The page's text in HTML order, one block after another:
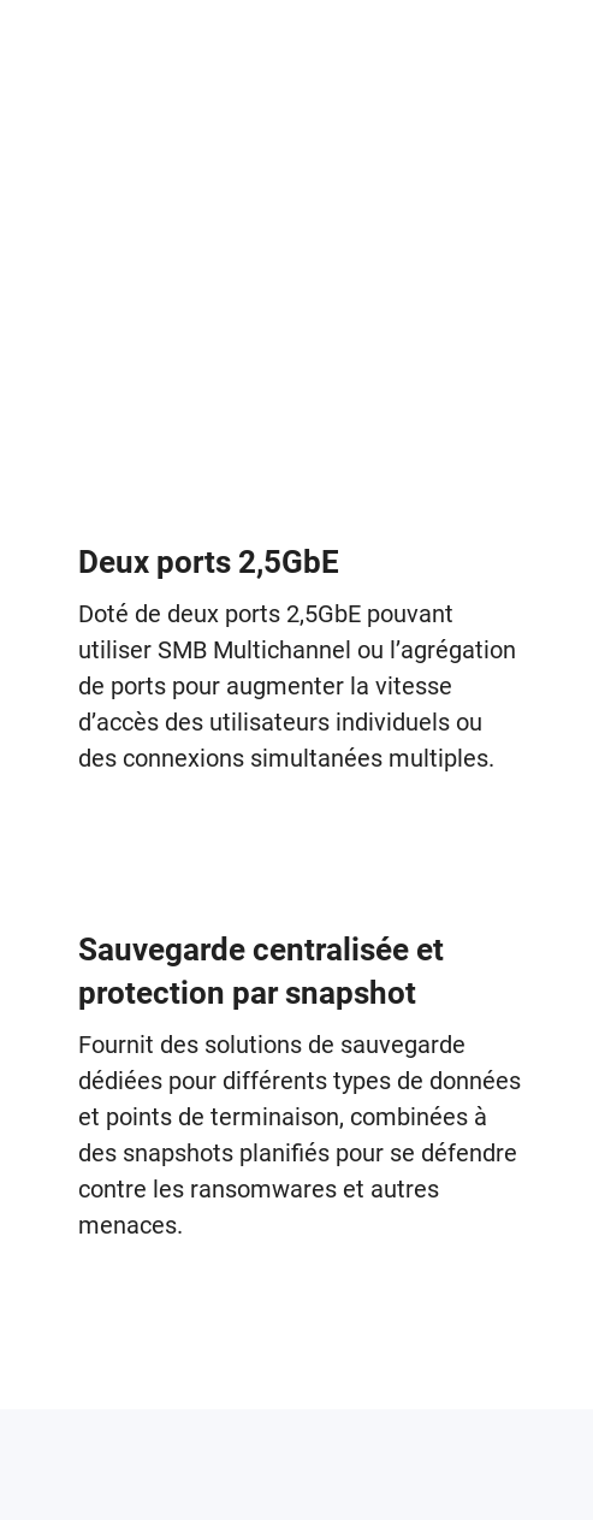
Deux ports 2,5GbE
Doté de deux ports 2,5GbE pouvant
utiliser SMB Multichannel ou l’agrégation
de ports pour augmenter la vitesse
d’accès des utilisateurs individuels ou
des connexions simultanées multiples.
Sauvegarde centralisée et
protection par snapshot
Fournit des solutions de sauvegarde
dédiées pour différents types de données
et points de terminaison, combinées à
des snapshots planifiés pour se défendre
contre les ransomwares et autres
menaces.